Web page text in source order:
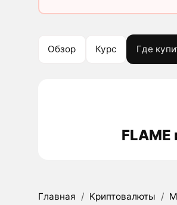
Обзор Курс Где
Главная / Криптовалюты /